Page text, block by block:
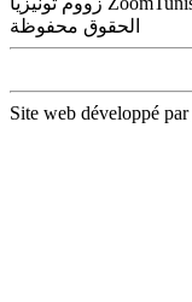
الحقوق محفوظة
Site web développé par